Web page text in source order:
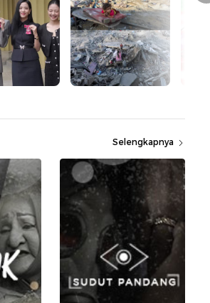
Selengkapnya